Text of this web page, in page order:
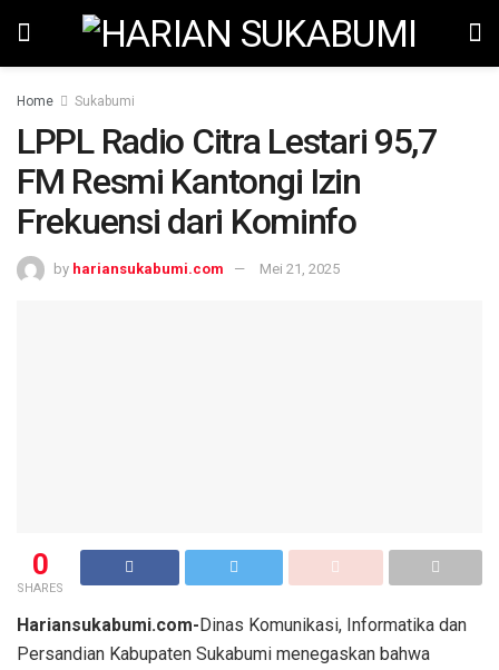
Home Sukabumi
LPPL Radio Citra Lestari 95,7
FM Resmi Kantongi Izin
Frekuensi dari Kominfo
by hariansukabumi.com Mei 21, 2025
0
SHARES
Hariansukabumi.com-Dinas Komunikasi, Informatika dan
Persandian Kabupaten Sukabumi menegaskan bahwa